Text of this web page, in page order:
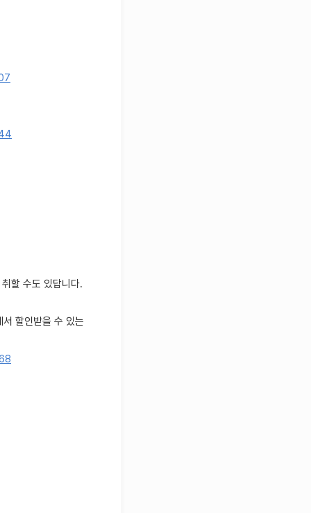
할 수도 있답니다.
할인받을 수 있는